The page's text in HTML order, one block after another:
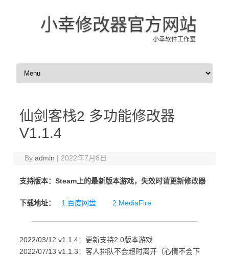
小幸修改器官方网站
小幸软件工作室
Skip to content
仙剑客栈2 多功能修改器
V1.1.4
Byadmin | 2022年7月8日
支持版本：Steam上的最新版本游戏，失效时请更新修改器
下载地址： 1.百度网盘 2.MediaFire
2022/03/12 v1.1.4：更新支持2.0版本游戏
2022/07/13 v1.1.3：客人排队不会超时离开（心情不会下